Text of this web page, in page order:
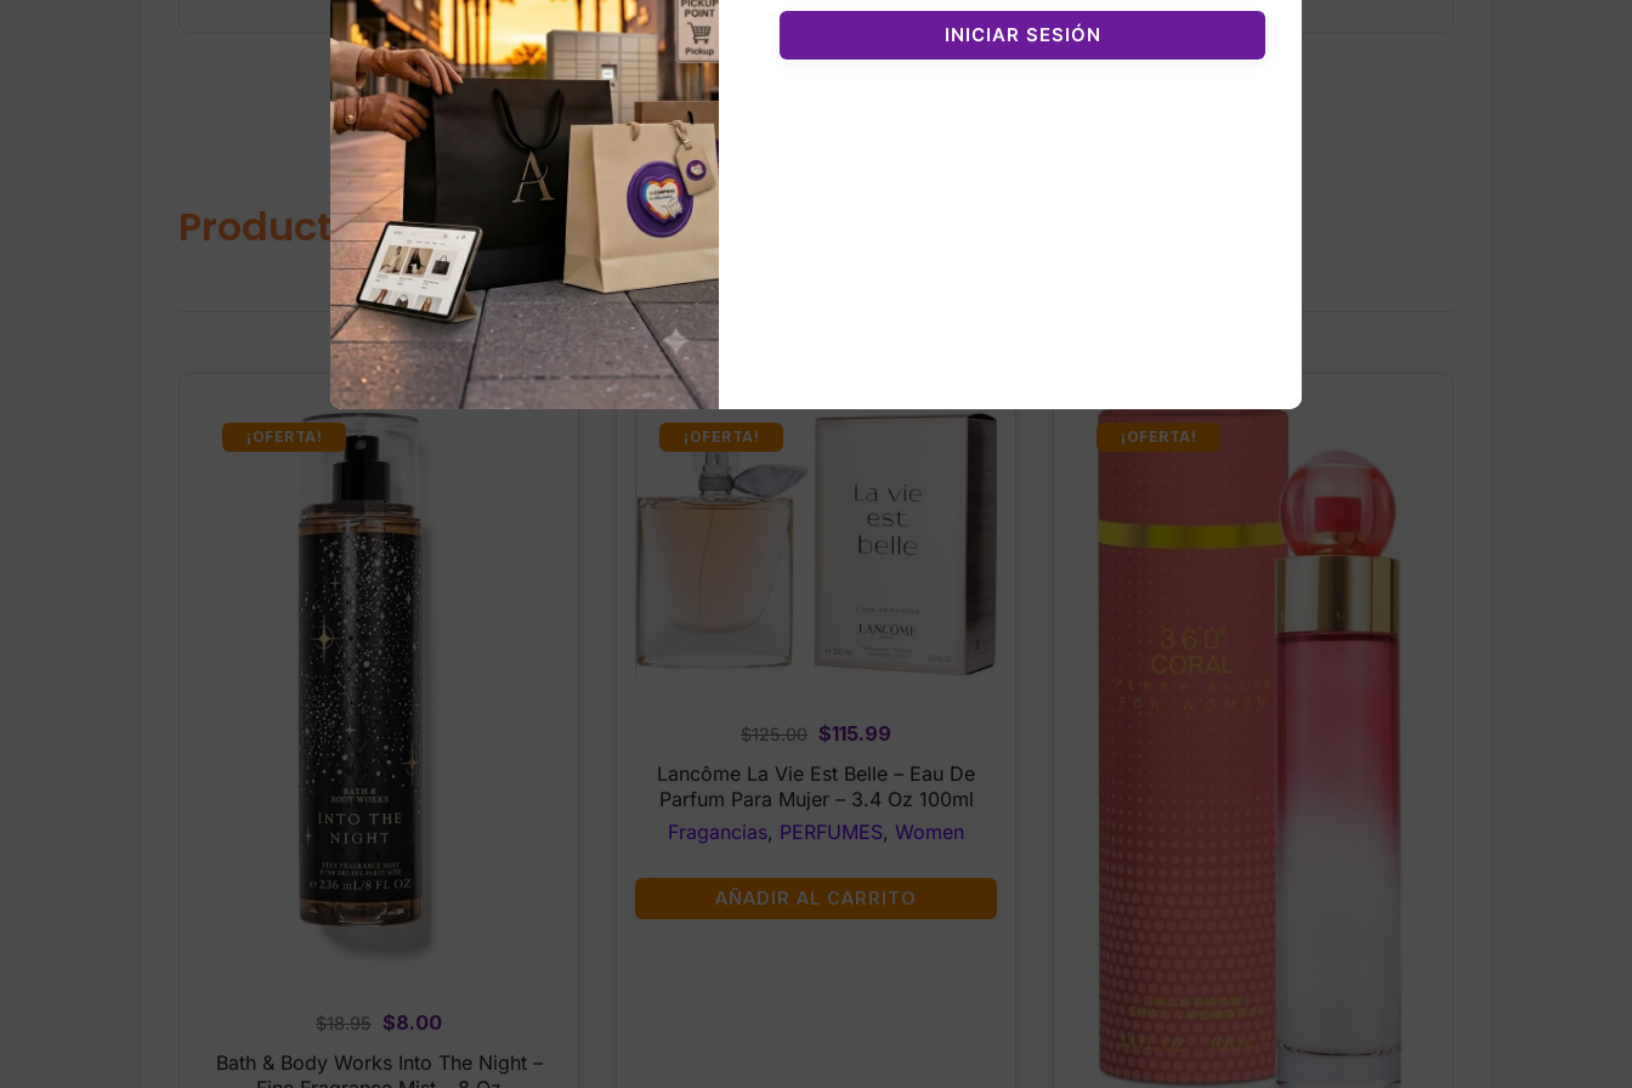
Productos relacionados
¡OFERTA!
$18.95 Original
price
was:
$8.00Current
price
is:
Bath & Body Works Into The Night –
¡OFERTA!
$125.00 Original
price
was:
$125.00.
$115.99
price
is:
$115.99.
Lancôme La Vie Est Belle – Eau De
Parfum Para Mujer – 3.4 Oz 100ml
Fragancias, PERFUMES, Women
AÑADIR AL CARRITO
¡OFERTA!
INICIAR SESIÓN